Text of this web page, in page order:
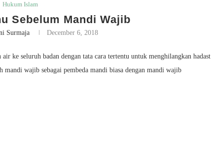
Hukum Islam
Sebelum Mandi Wajib
Surmaja December 6, 2018
ke seluruh badan dengan tata cara tertentu untuk menghilangkan hadast
wajib sebagai pembeda mandi biasa dengan mandi wajib